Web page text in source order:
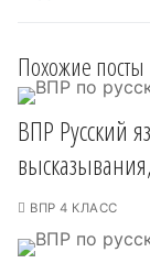
Похожие посты
ВПР Русский
ВПР 4 КЛАСС